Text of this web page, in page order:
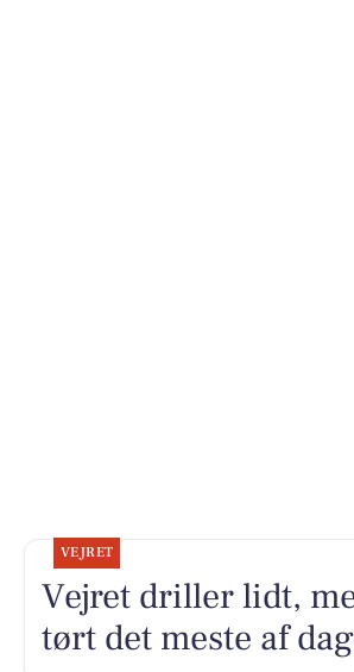
VEJRET
Vejret driller lidt,
tørt det meste af